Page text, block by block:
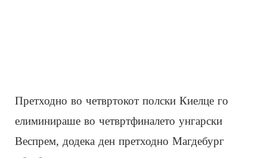
Претходно во четвртокот полски Киелце го
елиминираше во четвртфиналето унгарски
Веспрем, додека ден претходно Магдебург